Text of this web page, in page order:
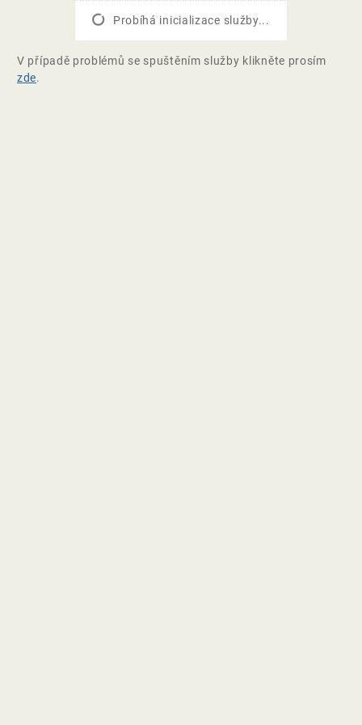
Probíhá inicializace služby...
V případě problémů se spuštěním služby klikněte prosím
zde.